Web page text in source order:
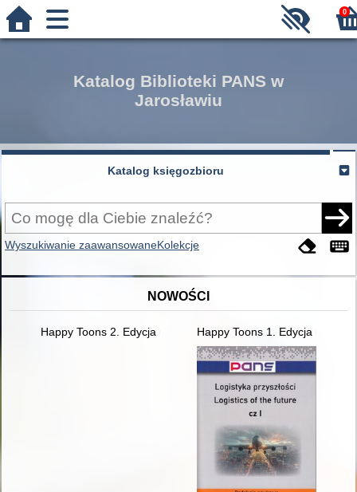
0
Katalog Biblioteki PANS w
Jarosławiu
Katalog księgozbioru
Wyszukiwanie zaawansowaneKolekcje
NOWOŚCI
Happy Toons 2. Edycja międzynarodowa. Activity Book+
Happy Toons 1. Edycja